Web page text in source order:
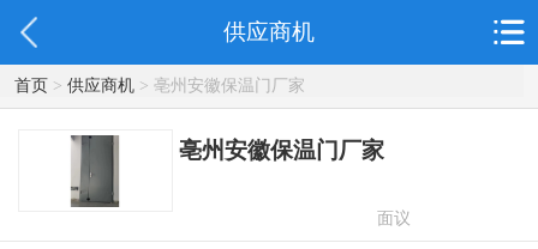
供应商机
首页> 供应商机> 亳州安徽保温门厂家
亳州安徽保温门厂家
面议